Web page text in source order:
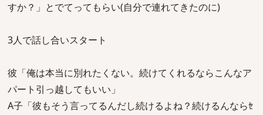
すか？」とでてってもらい(自分で連れてきたのに)
3人で話し合いスタート
彼「俺は本当に別れたくない。続けてくれるならこんなア
パート引っ越してもいい」
A子「彼もそう言ってるんだし続けるよね？続けるんならｾ